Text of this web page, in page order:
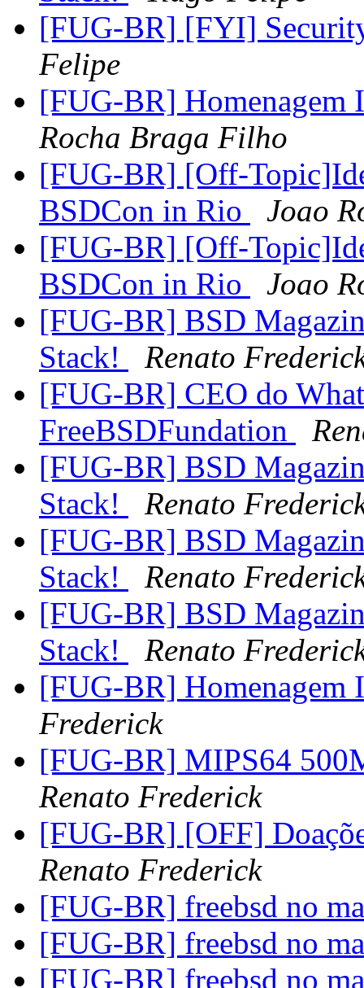
[FUG-BR] [FYI]
Felipe
[FUG-BR]
Rocha Braga Filho
[FUG-BR] [Off-
BSDCon in Rio
Joao
[FUG-BR] [Off-
BSDCon in Rio
Joao
[FUG-BR] BSD
Stack!
Renato
[FUG-BR] CEO do
FreeBSDFundation
[FUG-BR] BSD
Stack!
Renato
[FUG-BR] BSD
Stack!
Renato
[FUG-BR] BSD
Stack!
Renato
[FUG-BR]
Frederick
[FUG-BR] MIPS64
Renato Frederick
[FUG-BR] [OFF]
Renato Frederick
[FUG-BR] freebsd no
[FUG-BR] freebsd no
[FUG-BR] freebsd no